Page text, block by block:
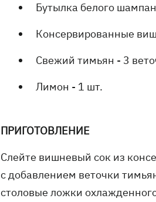
Бутылка белого
Консервированные
Свежий тимьян - 3
Лимон - 1 шт.
ПРИГОТОВЛЕНИЕ
Слейте вишневый сок из
с добавлением веточки
столовые ложки